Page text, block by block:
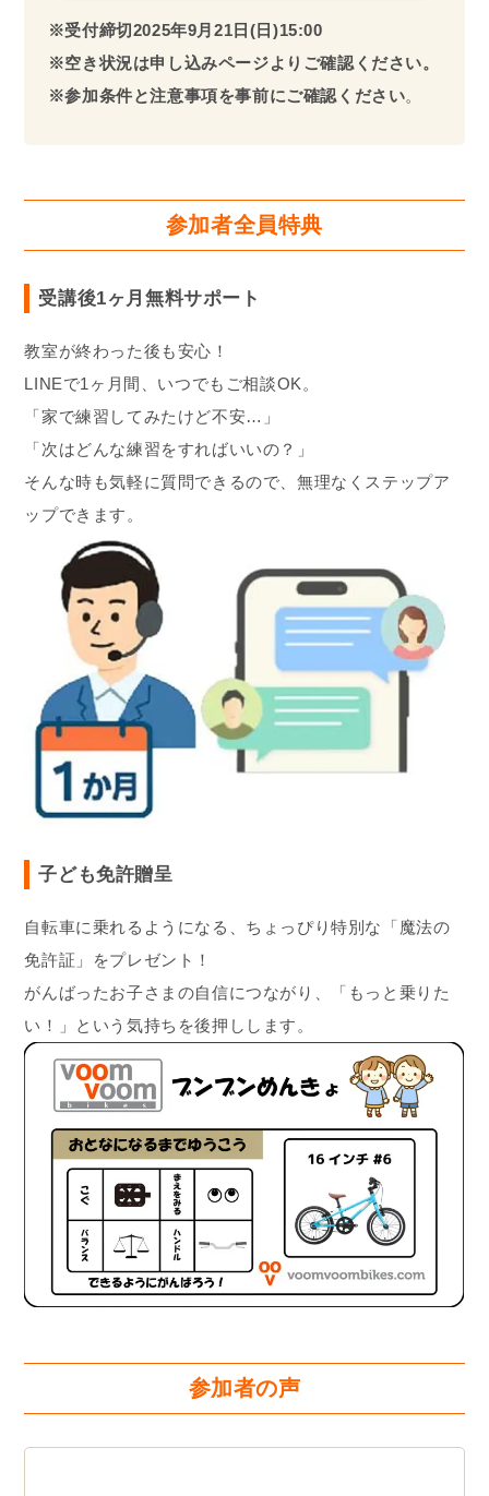
※受付締切2025年9月21日(日)15:00
※空き状況は申し込みページよりご確認ください。
※参加条件と注意事項を事前にご確認ください。
参加者全員特典
受講後1ヶ月無料サポート
教室が終わった後も安心！
LINEで1ヶ月間、いつでもご相談OK。
「家で練習してみたけど不安…」
「次はどんな練習をすればいいの？」
そんな時も気軽に質問できるので、無理なくステップア
ップできます。
子ども免許贈呈
自転車に乗れるようになる、ちょっぴり特別な「魔法の
免許証」をプレゼント！
がんばったお子さまの自信につながり、「もっと乗りた
い！」という気持ちを後押しします。
参加者の声